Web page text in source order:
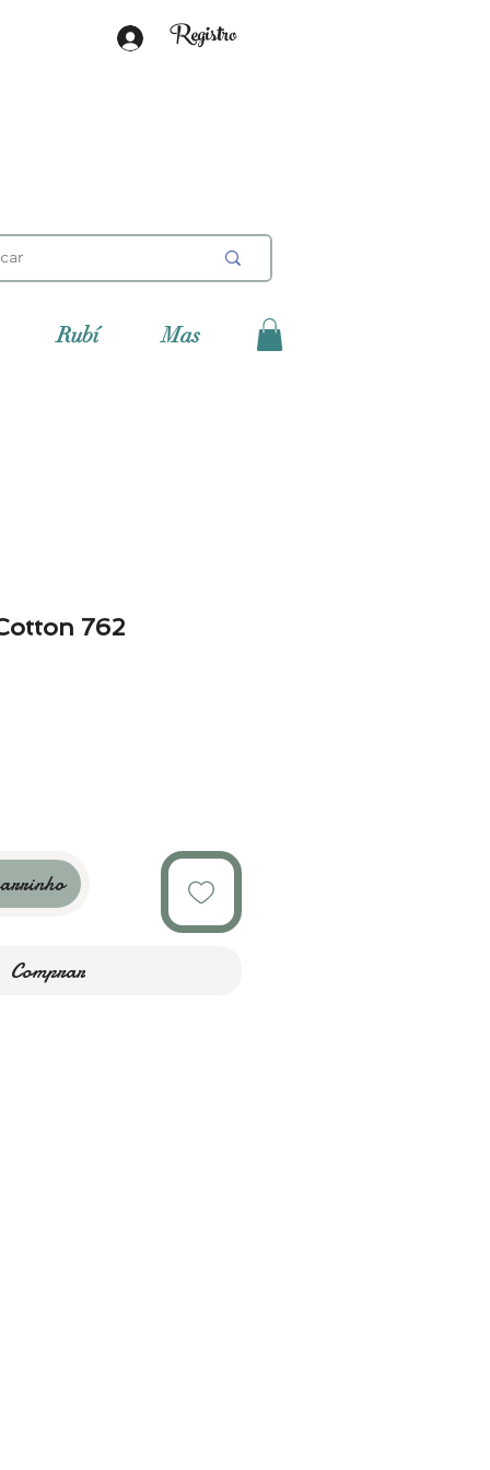
Registro
Rubí Mas
762
Comprar